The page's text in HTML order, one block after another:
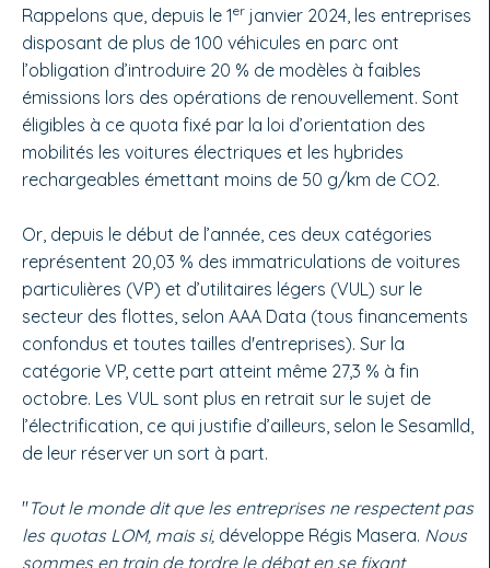
Rappelons que, depuis le 1er janvier 2024, les entreprises
disposant de plus de 100 véhicules en parc ont
l’obligation d’introduire 20 % de modèles à faibles
émissions lors des opérations de renouvellement. Sont
éligibles à ce quota fixé par la loi d’orientation des
mobilités les voitures électriques et les hybrides
rechargeables émettant moins de 50 g/km de CO2.
Or, depuis le début de l’année, ces deux catégories
représentent 20,03 % des immatriculations de voitures
particulières (VP) et d’utilitaires légers (VUL) sur le
secteur des flottes, selon AAA Data (tous financements
confondus et toutes tailles d'entreprises). Sur la
catégorie VP, cette part atteint même 27,3 % à fin
octobre. Les VUL sont plus en retrait sur le sujet de
l’électrification, ce qui justifie d’ailleurs, selon le Sesamlld,
de leur réserver un sort à part.
"Tout le monde dit que les entreprises ne respectent pas
les quotas LOM, mais si, développe Régis Masera. Nous
sommes en train de tordre le débat en se fixant